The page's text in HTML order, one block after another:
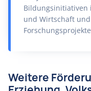
Bildungsinitiativen
und Wirtschaft
Weitere